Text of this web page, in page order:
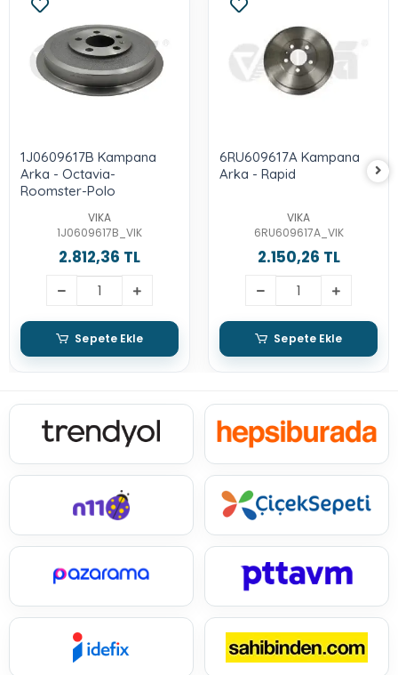
1J0609617B Kampana
Arka - Octavia-
Roomster-Polo
VIKA
1J0609617B_VIK
2.812,36 TL
Sepete Ekle
6RU609617A Kampana
Arka - Rapid
VIKA
6RU609617A_VIK
2.150,26 TL
Sepete Ekle